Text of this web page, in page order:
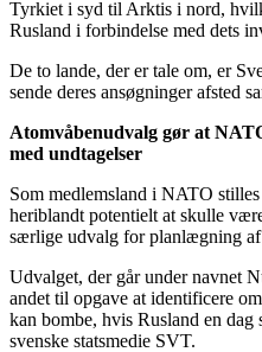
Tyrkiet i syd til Arktis i nord,
Rusland i forbindelse med dets
De to lande, der er tale om, er
sende deres ansøgninger afsted
Atomvåbenudvalg gør at
med undtagelser
Som medlemsland i NATO
heriblandt potentielt at skulle
særlige udvalg for planlægning
Udvalget, der går under navnet
andet til opgave at identificere
kan bombe, hvis Rusland en
svenske statsmedie SVT.